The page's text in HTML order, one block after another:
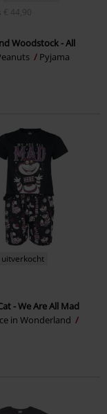
€ 44,90
Woodstock - All
Pyjama
uitverkocht
- We Are All Mad
in Wonderland